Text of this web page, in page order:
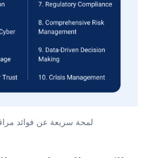
لمحة سريعة عن فوائد